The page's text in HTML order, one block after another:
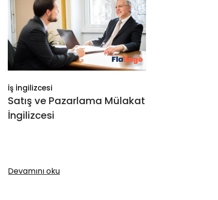
İş İngilizcesi
Satış ve Pazarlama Mülakat
İngilizcesi
Devamını oku